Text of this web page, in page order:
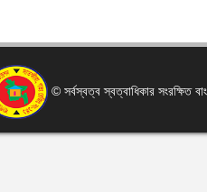
© সর্বস্বত্ব স্বত্বাধিকার সংরক্ষিত